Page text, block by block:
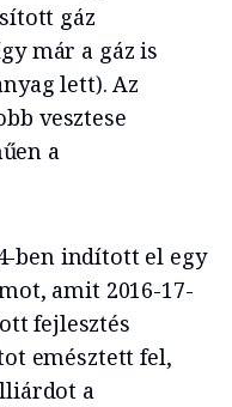
gáz
már a gáz is
lett). Az
vesztese
a
ben indított el egy
amit 2016-17-
fejlesztés
emésztett fel,
a